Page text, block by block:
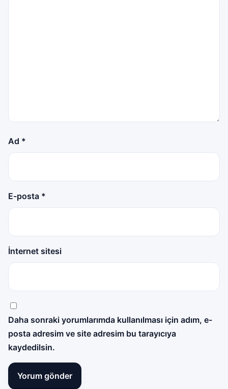
Ad *
E-posta *
İnternet sitesi
Daha sonraki yorumlarımda kullanılması için adım, e-
posta adresim ve site adresim bu tarayıcıya
kaydedilsin.